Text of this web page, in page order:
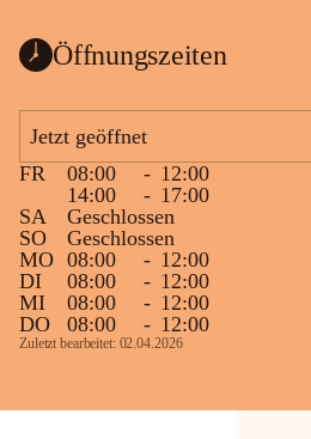
Öffnungszeiten
Jetzt geöffnet
FR
08:00 - 12:00
14:00
- 17:00
SA
Geschlossen
SO
Geschlossen
MO 08:00 - 12:00
DI
08:00 - 12:00
MI
08:00 - 12:00
DO
08:00 - 12:00
Zuletzt bearbeitet: 02.04.2026